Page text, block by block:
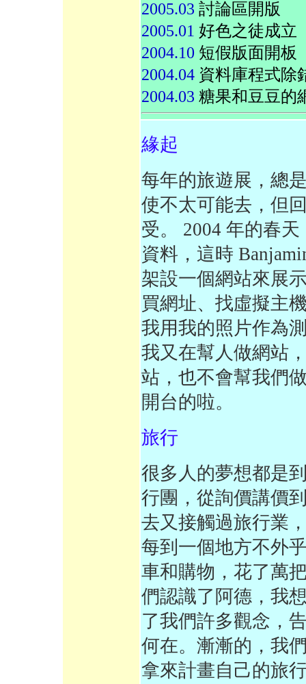
2005.03 討論區開版
2005.01 好色之徒成立
2004.10 短假版面開板
2004.04 資料庫程式除
2004.03 糖果和豆豆的
緣起
每年的旅遊展，總
使不太可能去，但
受。 2004 年的春
資料，這時
架設一個網站來展
買網址、找虛擬主
我用我的照片作為
我又在幫人做網站
站，也不會幫我們
開台的啦。
旅行
很多人的夢想都是
行團，從詢價講價
去又接觸過旅行業
每到一個地方不外
車和購物，花了萬
們認識了阿德，我
了我們許多觀念，
何在。漸漸的，我
拿來計畫自己的旅